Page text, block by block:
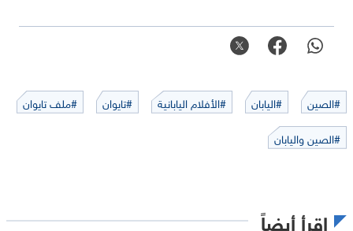
#الصين #اليابان #الأفلام اليابانية #تايوان
#ملف تايوان
#الصين واليابان
اقرأ أيضاً